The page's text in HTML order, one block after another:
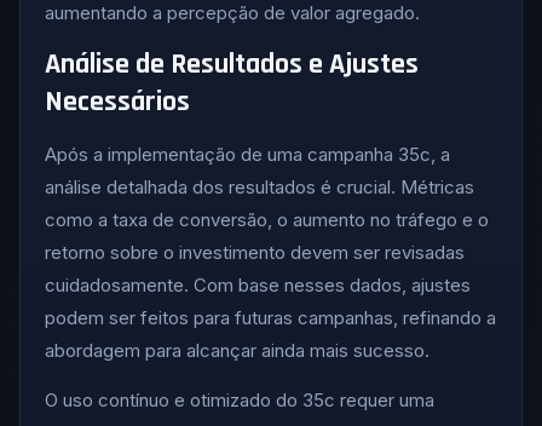
aumentando a percepção de valor agregado.
Análise de Resultados e Ajustes
Necessários
Após a implementação de uma campanha 35c, a
análise detalhada dos resultados é crucial. Métricas
como a taxa de conversão, o aumento no tráfego e o
retorno sobre o investimento devem ser revisadas
cuidadosamente. Com base nesses dados, ajustes
podem ser feitos para futuras campanhas, refinando a
abordagem para alcançar ainda mais sucesso.
O uso contínuo e otimizado do 35c requer uma